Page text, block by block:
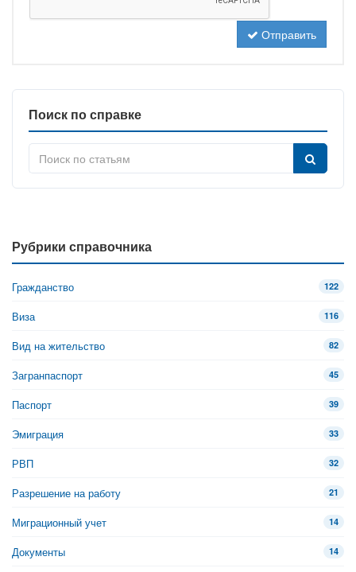
Отправить
Поиск по справке
Рубрики справочника
Гражданство 122
Виза 116
Вид на жительство 82
Загранпаспорт 45
Паспорт 39
Эмиграция 33
РВП 32
Разрешение на работу 21
Миграционный учет 14
Документы 14